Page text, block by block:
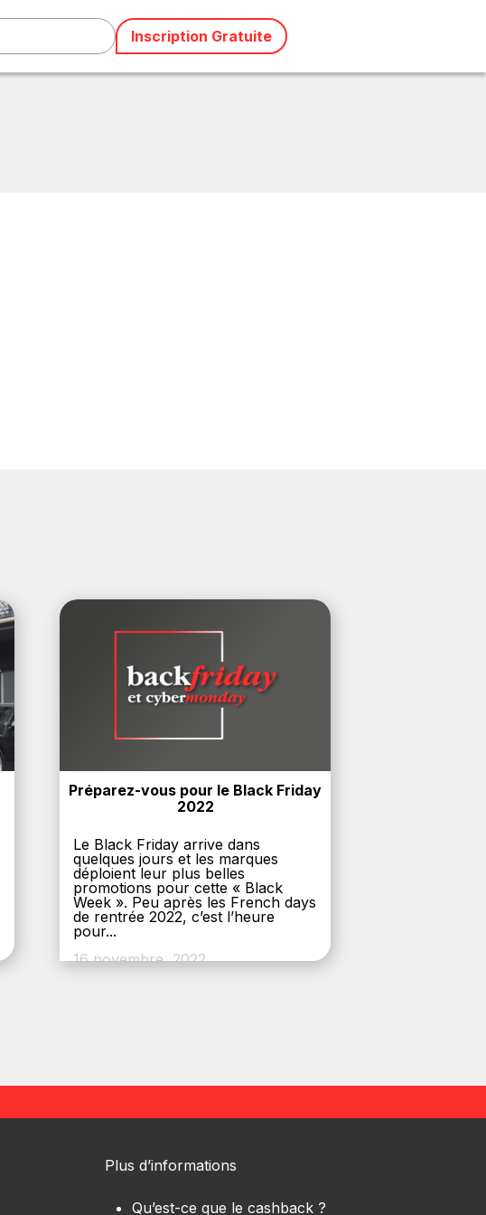
Préparez-vous pour le Black Friday
2022
Le Black Friday arrive dans
quelques jours et les marques
déploient leur plus belles
promotions pour cette « Black
Week ». Peu après les French days
de rentrée 2022, c’est l’heure
pour...
16 novembre, 2022
Inscription Gratuite
Plus d’informations
Qu’est-ce que le cashback ?